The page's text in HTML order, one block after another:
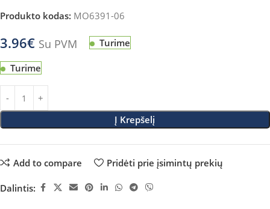
Produkto kodas: MO6391-06
3.96€ Su PVM Turime
Turime
Į Krepšelį
Add to compare Pridėti prie įsimintų prekių
Dalintis: